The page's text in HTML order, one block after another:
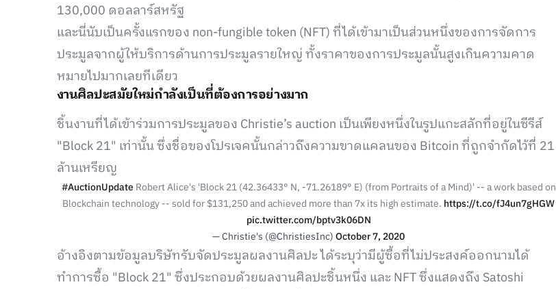
130,000 ดอลลาร์สหรัฐ
และนี่นับเป็นครั้งแรกของ non-fungible token (NFT) ที่ได้เข้ามาเป็นส่วนหนึ่งของการจัดการ
ประมูลจากผู้ให้บริการด้านการประมูลรายใหญ่ ทั้งราคาของการประมูลนั้นสูงเกินความคาด
หมายไปมากเลยทีเดียว
งานศิลปะสมัยใหม่กำลังเป็นที่ต้องการอย่างมาก
ชิ้นงานที่ได้เข้าร่วมการประมูลของ Christie’s auction เป็นเพียงหนึ่งในรูปแกะสลักที่อยู่ในซีรีส์
"Block 21" เท่านั้น ซึ่งชื่อของโปรเจคนั้นกล่าวถึงความขาดแคลนของ Bitcoin ที่ถูกจำกัดไว้ที่ 21
ล้านเหรียญ
#AuctionUpdateRobert Alice's 'Block 21 (42.36433° N, -71.26189° E) (from Portraits of a Mind)' -- a work based on
Blockchain technology -- sold for $131,250 and achieved more than 7x its high estimate. https://t.co/fJ4un7gHGW
pic.twitter.com/bptv3k06DN
— Christie's (@ChristiesInc)October 7, 2020
อ้างอิงตามข้อมูลบริษัทรับจัดประมูลผลงานศิลปะ ได้ระบุว่ามีผู้ซื้อที่ไม่ประสงค์ออกนามได้
ทำการซื้อ "Block 21" ซึ่งประกอบด้วยผลงานศิลปะชิ้นหนึ่ง และ NFT ซึ่งแสดงถึง Satoshi